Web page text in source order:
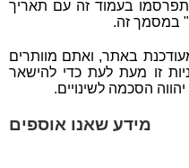
יתפרסמו בעמוד זה עם תאריך
במסמך זה.
באתר, ואתם מוותרים
זו מעת לעת כדי להישאר
הסכמה לשינויים.
מידע שאנו אוספים